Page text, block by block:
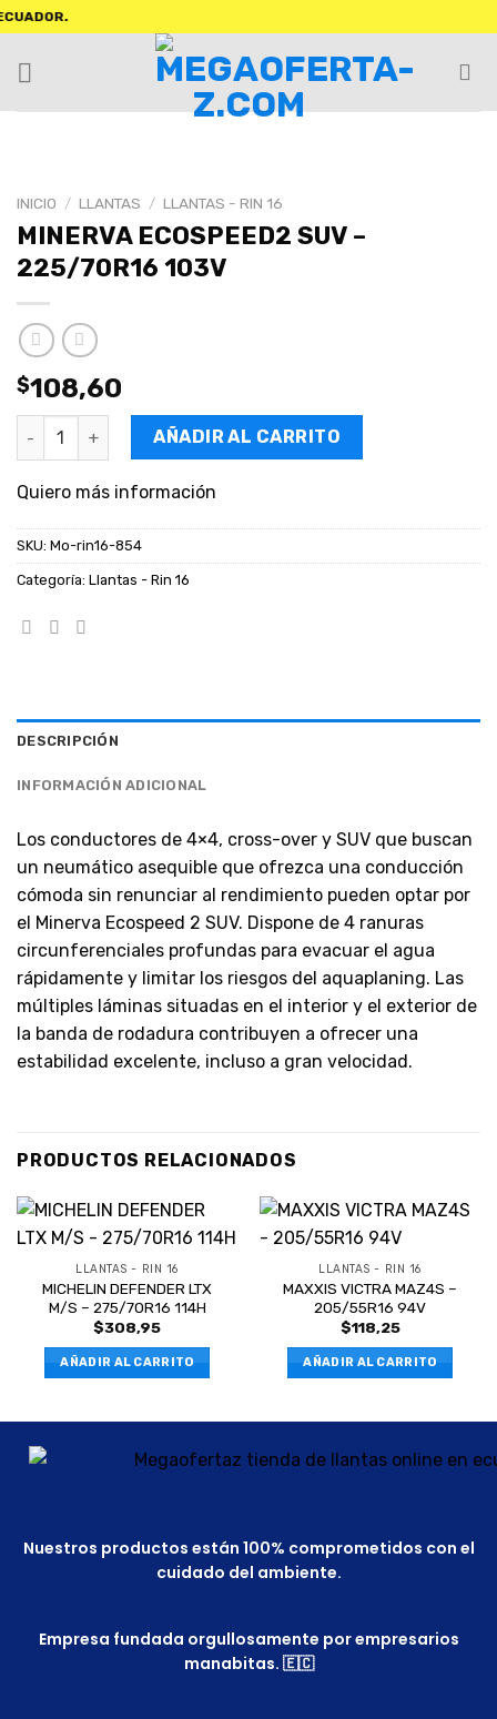
INICIO / LLANTAS / LLANTAS - RIN 16
MINERVA ECOSPEED2 SUV –
225/70R16 103V
$108,60
AÑADIR AL CARRITO
Quiero más información
SKU: Mo-rin16-854
Categoría: Llantas - Rin 16
DESCRIPCIÓN
INFORMACIÓN ADICIONAL
Los conductores de 4×4, cross-over y SUV que buscan
un neumático asequible que ofrezca una conducción
cómoda sin renunciar al rendimiento pueden optar por
el Minerva Ecospeed 2 SUV. Dispone de 4 ranuras
circunferenciales profundas para evacuar el agua
rápidamente y limitar los riesgos del aquaplaning. Las
múltiples láminas situadas en el interior y el exterior de
la banda de rodadura contribuyen a ofrecer una
estabilidad excelente, incluso a gran velocidad.
PRODUCTOS RELACIONADOS
LLANTAS - RIN 16
MICHELIN DEFENDER LTX
M/S – 275/70R16 114H
$308,95
AÑADIR AL CARRITO
LLANTAS - RIN 16
MAXXIS VICTRA MAZ4S –
205/55R16 94V
$118,25
AÑADIR AL CARRITO
Nuestros productos están 100% comprometidos con el
cuidado del ambiente.
Empresa fundada orgullosamente por empresarios
manabitas. 🇪🇨